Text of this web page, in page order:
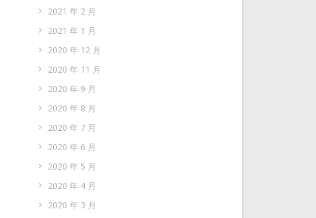
2021 年 2 月
2021 年 1 月
2020 年 12 月
2020 年 11 月
2020 年 9 月
2020 年 8 月
2020 年 7 月
2020 年 6 月
2020 年 5 月
2020 年 4 月
2020 年 3 月